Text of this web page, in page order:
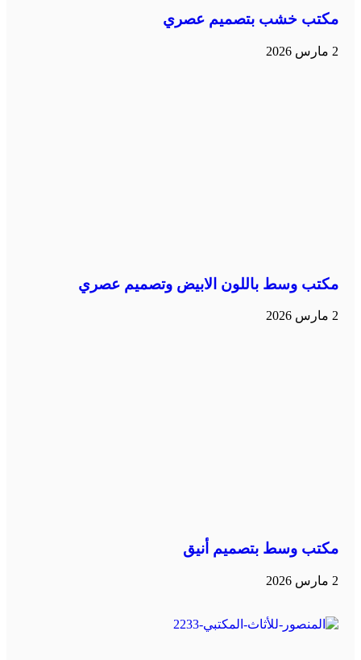
مكتب خشب بتصميم عصري
2 مارس 2026
مكتب وسط باللون الابيض وتصميم عصري
2 مارس 2026
مكتب وسط بتصميم أنيق
2 مارس 2026